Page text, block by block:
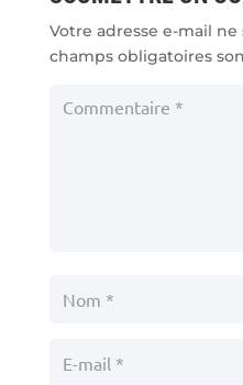
Votre adresse e-mail ne
champs obligatoires